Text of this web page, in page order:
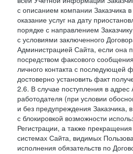
с описанием компании Заказчика
оказание услуг на дату
порядке с направлением
с условиями заключенного
Администрацией Сайта, если она
посредством факсового
личного контакта с
достоверно установить факт
2.6. В случае поступления в
работодателя (при условии
и без предупреждения Заказчика,
с блокировкой возможности
Регистрации, а также
системах Сайта, видимых
исполнения обязательств по